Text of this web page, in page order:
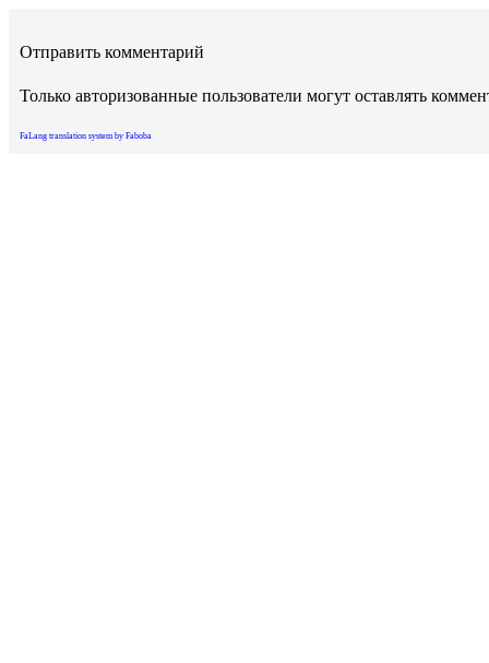
Отправить комментарий
Только авторизованные пользователи могут оставлять
FaLang translation system by Faboba